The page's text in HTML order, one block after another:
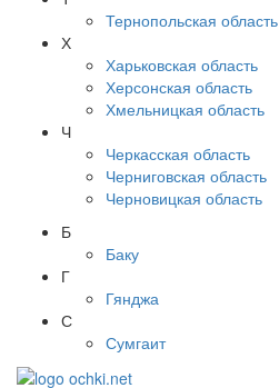
Тернопольская область
Х
Харьковская область
Херсонская область
Хмельницкая область
Ч
Черкасская область
Черниговская область
Черновицкая область
Б
Баку
Г
Гянджа
С
Сумгаит